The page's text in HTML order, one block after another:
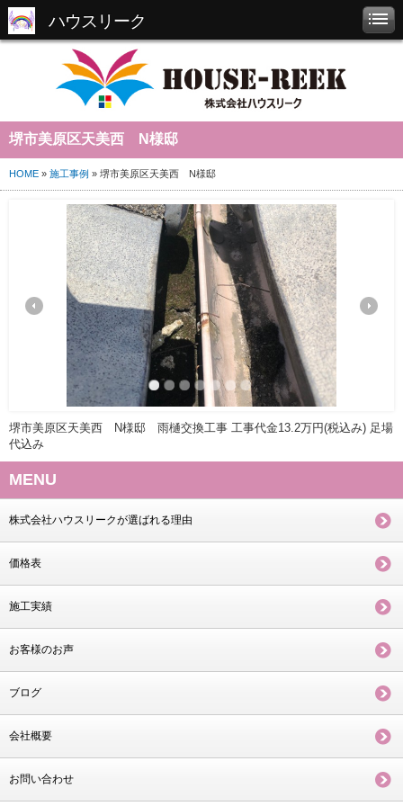
ハウスリーク
堺市美原区天美西 N様邸
HOME » 施工事例 » 堺市美原区天美西 N様邸
堺市美原区天美西 N様邸 雨樋交換工事 工事代金13.2万円(税込み) 足場
代込み
MENU
株式会社ハウスリークが選ばれる理由
価格表
施工実績
お客様のお声
ブログ
会社概要
お問い合わせ